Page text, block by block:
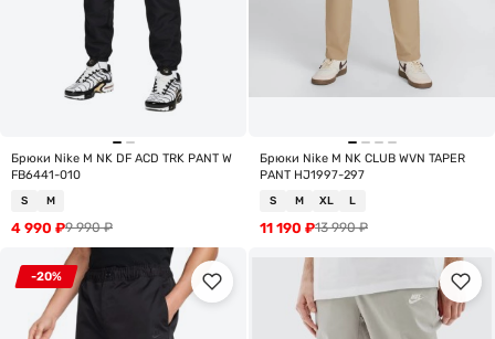
Брюки Nike M NK DF ACD TRK PANT W
FB6441-010
S M
9 990₽
4 990 ₽
Брюки Nike M NK CLUB WVN TAPER
PANT HJ1997-297
S M XL L
13 990₽
11 190 ₽
-20%